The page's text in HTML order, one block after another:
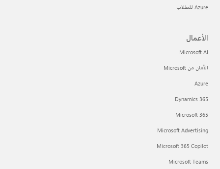
Azure للطلاب
الأعمال
Microsoft AI
الأمان من Microsoft
Azure
Dynamics 365
Microsoft 365
Microsoft Advertising
Microsoft 365 Copilot
Microsoft Teams